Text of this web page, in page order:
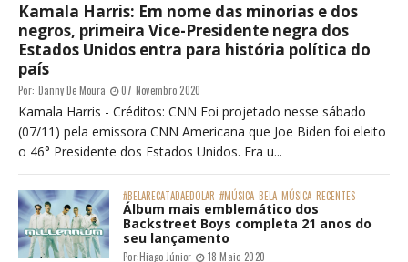
Kamala Harris: Em nome das minorias e dos
negros, primeira Vice-Presidente negra dos
Estados Unidos entra para história política do
país
Por: Danny De Moura 07 Novembro 2020
Kamala Harris - Créditos: CNN Foi projetado nesse sábado
(07/11) pela emissora CNN Americana que Joe Biden foi eleito
o 46° Presidente dos Estados Unidos. Era u...
#BELARECATADAEDOLAR #MÚSICA BELA MÚSICA RECENTES
Álbum mais emblemático dos
Backstreet Boys completa 21 anos do
seu lançamento
Por:Hiago Júnior 18 Maio 2020